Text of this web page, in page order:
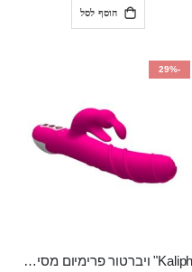
הוסף לסל
-29%
"Kaliph" ויברטור פרימיום מסיליקון רפואי , נטען, שקט במיוחד, מסתובב ומתפתל, שמנמן עם חדירה 14 סמ